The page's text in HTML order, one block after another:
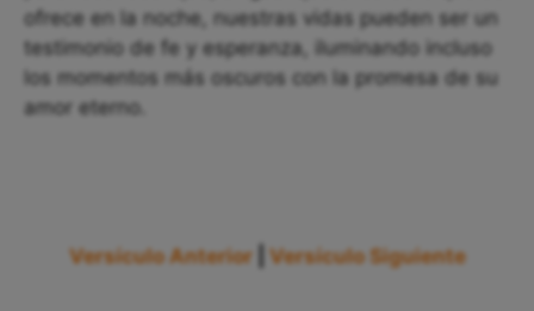
ofrece en la noche, nuestras vidas pueden ser un
testimonio de fe y esperanza, iluminando incluso
los momentos más oscuros con la promesa de su
amor eterno.
Versículo Anterior Versículo Siguiente